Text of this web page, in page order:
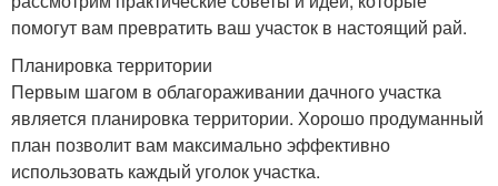
помогут вам превратить ваш участок в настоящий рай.
Планировка территории
Первым шагом в облагораживании дачного участка
является планировка территории. Хорошо продуманный
план позволит вам максимально эффективно
использовать каждый уголок участка.